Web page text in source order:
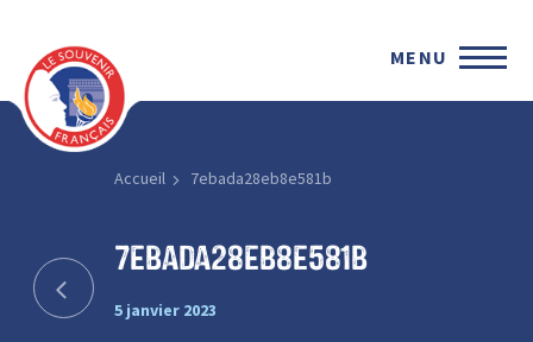
MENU
Accueil 7ebada28eb8e581b
7ebada28eb8e581b
5 janvier 2023